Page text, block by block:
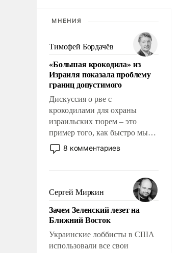
МНЕНИЯ
Тимофей Бордачёв
«Большая крокодила» из
Израиля показала проблему
границ допустимого
Дискуссия о рве с
крокодилами для охраны
израильских тюрем – это
пример того, как быстро мы
двигаемся по пути
революционных изменений.
псевдонаучной фантастики,
стало всерьез обсуждаемой
идеей.
8 комментариев
Сергей Миркин
Зачем Зеленский лезет на
Ближний Восток
Украинские лоббисты в США
использовали все свои